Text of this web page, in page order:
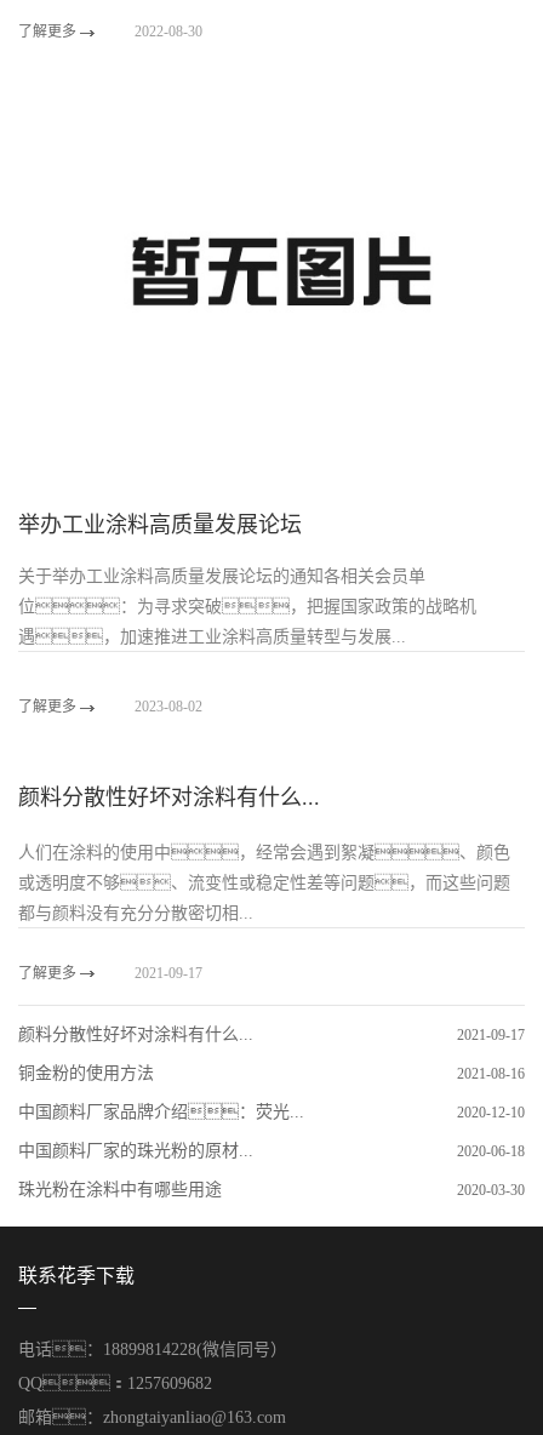
了解更多 2022-08-30
举办工业涂料高质量发展论坛
关于举办工业涂料高质量发展论坛的通知各相关会员单
位：为寻求突破，把握国家政策的战略机
遇，加速推进工业涂料高质量转型与发展...
了解更多 2023-08-02
颜料分散性好坏对涂料有什么...
人们在涂料的使用中，经常会遇到絮凝、颜色
或透明度不够、流变性或稳定性差等问题，而这些问题
都与颜料没有充分分散密切相...
了解更多 2021-09-17
颜料分散性好坏对涂料有什么... 2021-09-17
铜金粉的使用方法 2021-08-16
中国颜料厂家品牌介绍：荧光... 2020-12-10
中国颜料厂家的珠光粉的原材... 2020-06-18
珠光粉在涂料中有哪些用途 2020-03-30
联系花季下载
电话：18899814228(微信同号）
QQ：1257609682
邮箱：zhongtaiyanliao@163.com